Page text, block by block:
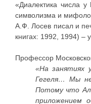
«Диалектика числа
символизма и
А.Ф. Лосев писал и
книгах: 1992, 1994) –
Профессор
«На занятиях
Гегеля… Мы не
Потому что
приложением